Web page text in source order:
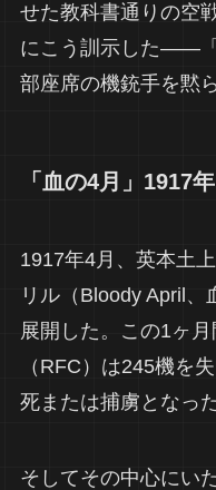
せた教科書通りの空
にこう訓示した——
部座席の機銃手を黙
「血の4月」1917
1917年4月、英本土
リル（Bloody April
展開した。この1ヶ
（RFC）は245機を
死または捕虜となった
そしてその中心にい